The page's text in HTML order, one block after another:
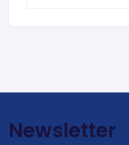
Newsletter